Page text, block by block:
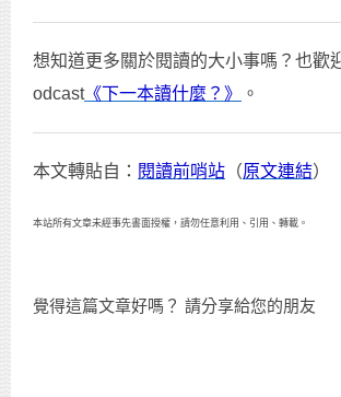
想知道更多關於閱讀的大小事嗎？也歡
odcast《下一本讀什麼？》 。
本文轉貼自： 閱讀前哨站 （原文連結）
本站所有文章未經事先書面授權，請勿任意利用、引用、轉載。
覺得這篇文章好嗎？ 請分享給您的朋友